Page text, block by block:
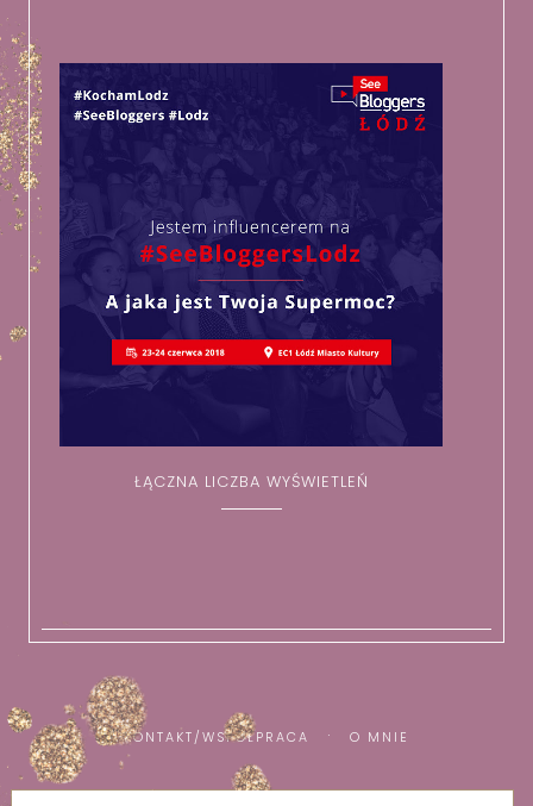
ŁĄCZNA LICZBA WYŚWIETLEŃ
KONTAKT/WSPÓŁPRACA O MNIE